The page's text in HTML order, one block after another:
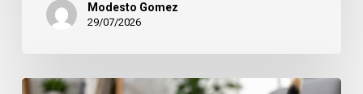
Modesto Gomez
29/07/2026